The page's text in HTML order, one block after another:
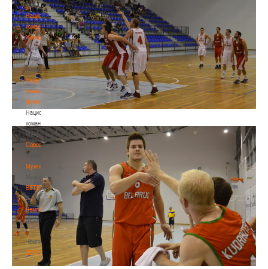
3х3
Национальная
команда.
Женщины
Национальная
команда.
Женщины
Национальная
команда.
Мужчины
Национальная
команда.
Мужчины
Соревнования
Соревнования
Мужчины
Мужчины
BETERA
-
Чемпионат
BETERA
-
Чемпионат
BETERA
-